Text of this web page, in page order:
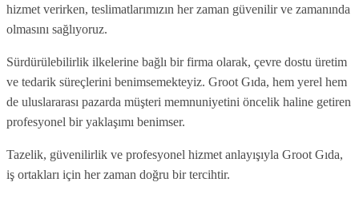
hizmet verirken, teslimatlarımızın her zaman güvenilir ve zamanında
olmasını sağlıyoruz.
Sürdürülebilirlik ilkelerine bağlı bir firma olarak, çevre dostu üretim
ve tedarik süreçlerini benimsemekteyiz. Groot Gıda, hem yerel hem
de uluslararası pazarda müşteri memnuniyetini öncelik haline getiren
profesyonel bir yaklaşımı benimser.
Tazelik, güvenilirlik ve profesyonel hizmet anlayışıyla Groot Gıda,
iş ortakları için her zaman doğru bir tercihtir.